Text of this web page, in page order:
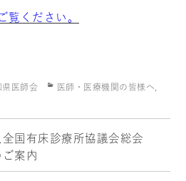
覧ください。
県医師会 Categories
医師・医療機関の皆様へ
国有床診療所協議会総会
ご案内